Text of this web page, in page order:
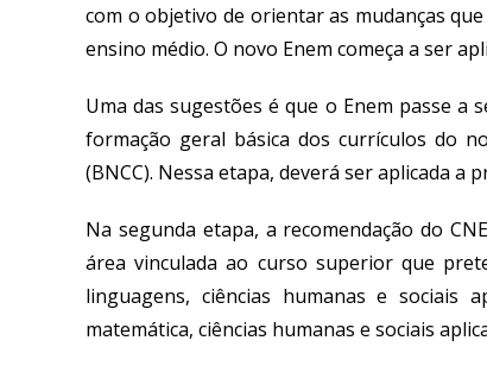
com o objetivo de orientar as mudanças
ensino médio. O novo Enem começa a ser
Uma das sugestões é que o Enem passe a
formação geral básica dos currículos do
(BNCC). Nessa etapa, deverá ser aplicada a
Na segunda etapa, a recomendação do
área vinculada ao curso superior que
linguagens, ciências humanas e sociais
matemática, ciências humanas e sociais